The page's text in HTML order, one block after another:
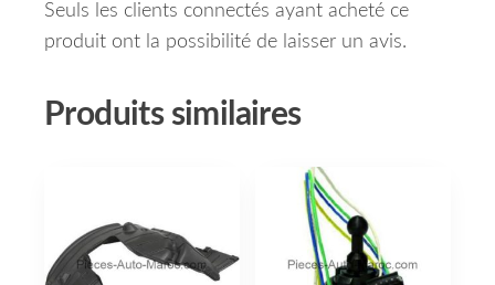
Seuls les clients connectés ayant acheté ce
produit ont la possibilité de laisser un avis.
Produits similaires